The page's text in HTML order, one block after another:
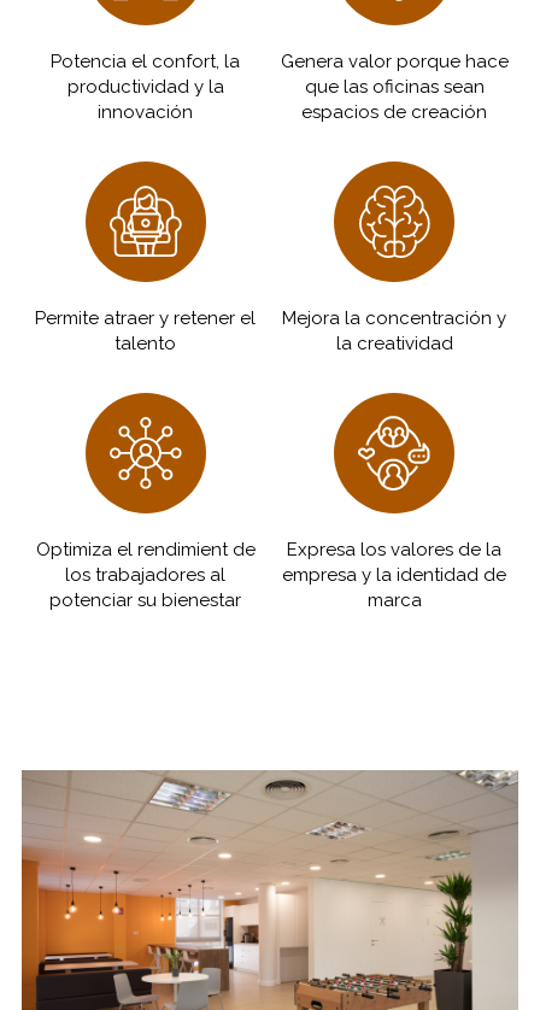
Potencia el confort, la
productividad y la
innovación
Genera valor porque hace
que las oficinas sean
espacios de creación
Permite atraer y retener el
talento
Mejora la concentración y
la creatividad
Optimiza el rendimient de
los trabajadores al
potenciar su bienestar
Expresa los valores de la
empresa y la identidad de
marca